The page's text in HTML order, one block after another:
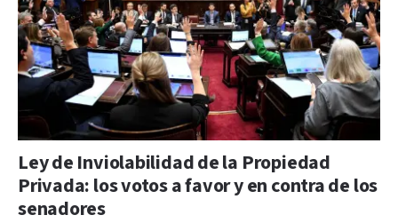
Ley de Inviolabilidad de la Propiedad
Privada: los votos a favor y en contra de los
senadores